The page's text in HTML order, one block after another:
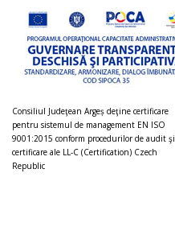
Consiliul Judeţean Argeș deţine certificare
pentru sistemul de management EN ISO
9001:2015 conform procedurilor de audit şi
certificare ale LL-C (Certification) Czech
Republic